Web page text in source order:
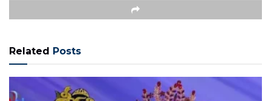
Related Posts